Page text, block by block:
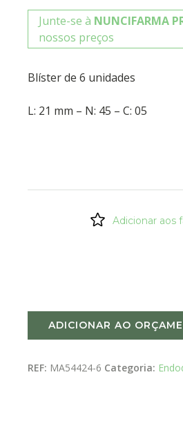
Junte-se à NUNCIFARMA
nossos preços
Blíster de 6 unidades
L: 21 mm – N: 45 – C: 05
Adicionar aos
ADICIONAR AO
REF: MA54424-6 Categoria: